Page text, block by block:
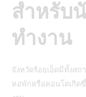
สำหรับ
ทำงาน
จังหวัดร้อยเอ็ดมีทั้งส
หอพักหรือคอนโดเกิด